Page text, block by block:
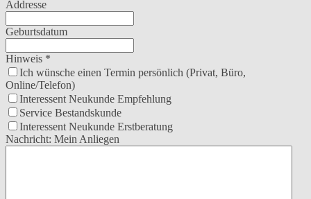
Addresse
Geburtsdatum
Hinweis *
Ich wünsche einen Termin persönlich (Privat, Büro,
Online/Telefon)
Interessent Neukunde Empfehlung
Service Bestandskunde
Interessent Neukunde Erstberatung
Nachricht: Mein Anliegen